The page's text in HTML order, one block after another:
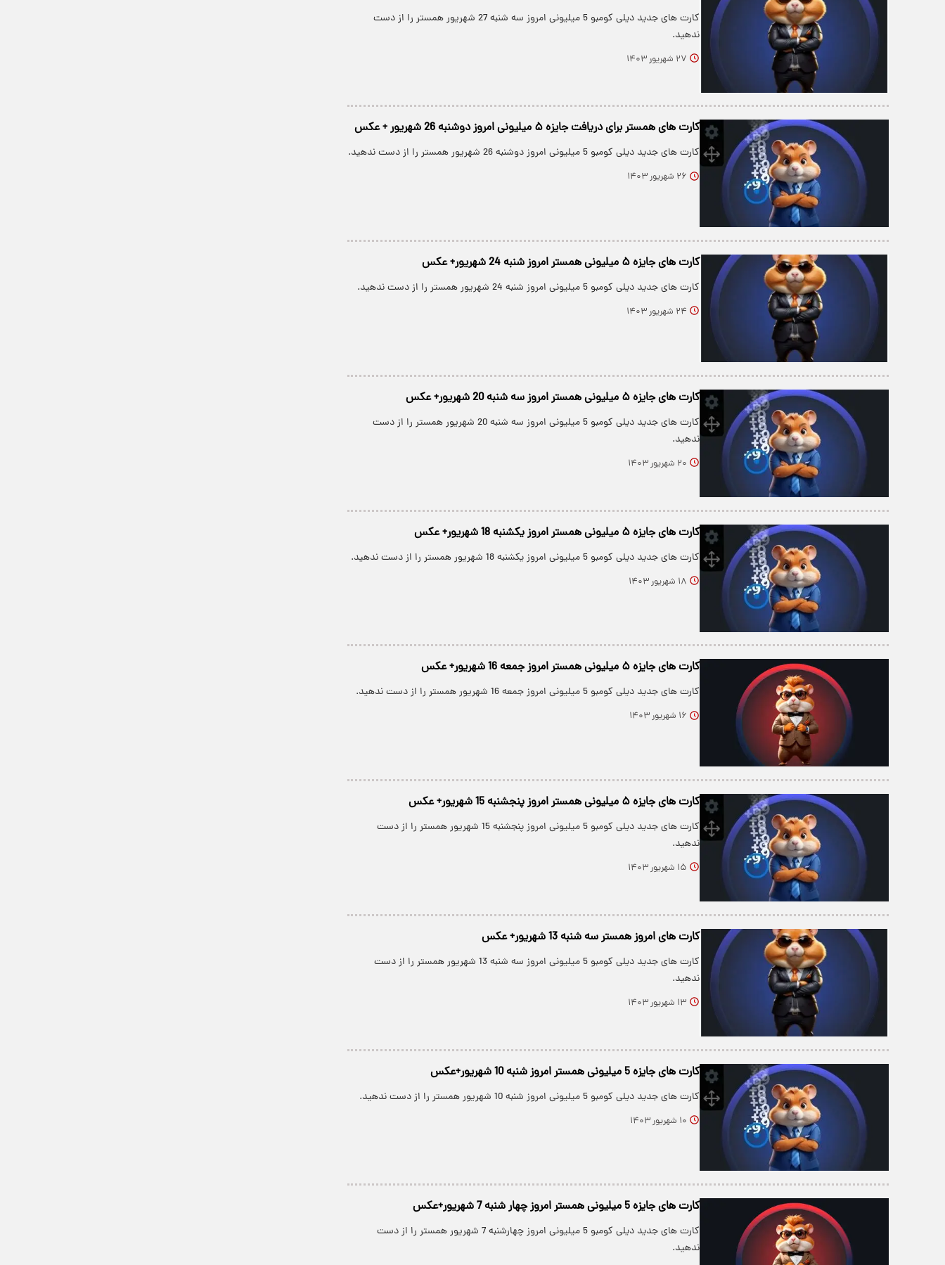
کارت های جدید دیلی کومبو 5 میلیونی امروز سه شنبه 27 شهریور همستر را از دست
ندهید.
۲۷ شهریور ۱۴۰۳
کارت های همستر برای دریافت جایزه ۵ میلیونی امروز دوشنبه 26 شهریور + عکس
کارت های جدید دیلی کومبو 5 میلیونی امروز دوشنبه 26 شهریور همستر را از دست ندهید.
۲۶ شهریور ۱۴۰۳
کارت های جایزه ۵ میلیونی همستر امروز شنبه 24 شهریور+ عکس
کارت های جدید دیلی کومبو 5 میلیونی امروز شنبه 24 شهریور همستر را از دست ندهید.
۲۴ شهریور ۱۴۰۳
کارت های جایزه ۵ میلیونی همستر امروز سه شنبه 20 شهریور+ عکس
کارت های جدید دیلی کومبو 5 میلیونی امروز سه شنبه 20 شهریور همستر را از دست
ندهید.
۲۰ شهریور ۱۴۰۳
کارت های جایزه ۵ میلیونی همستر امروز یکشنبه 18 شهریور+ عکس
کارت های جدید دیلی کومبو 5 میلیونی امروز یکشنبه 18 شهریور همستر را از دست ندهید.
۱۸ شهریور ۱۴۰۳
کارت های جایزه ۵ میلیونی همستر امروز جمعه 16 شهریور+ عکس
کارت های جدید دیلی کومبو 5 میلیونی امروز جمعه 16 شهریور همستر را از دست ندهید.
۱۶ شهریور ۱۴۰۳
کارت های جایزه ۵ میلیونی همستر امروز پنجشنبه 15 شهریور+ عکس
کارت های جدید دیلی کومبو 5 میلیونی امروز پنجشنبه 15 شهریور همستر را از دست
ندهید.
۱۵ شهریور ۱۴۰۳
کارت های امروز همستر سه شنبه 13 شهریور+ عکس
کارت های جدید دیلی کومبو 5 میلیونی امروز سه شنبه 13 شهریور همستر را از دست
ندهید.
۱۳ شهریور ۱۴۰۳
کارت های جایزه 5 میلیونی همستر امروز شنبه 10 شهریور+عکس
کارت های جدید دیلی کومبو 5 میلیونی امروز شنبه 10 شهریور همستر را از دست ندهید.
۱۰ شهریور ۱۴۰۳
کارت های جایزه 5 میلیونی همستر امروز چهار شنبه 7 شهریور+عکس
کارت های جدید دیلی کومبو 5 میلیونی امروز چهارشنبه 7 شهریور همستر را از دست
ندهید.